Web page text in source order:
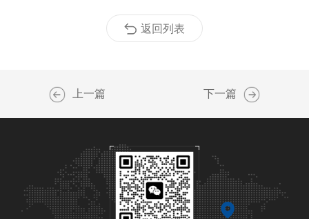
返回列表
上一篇 下一篇